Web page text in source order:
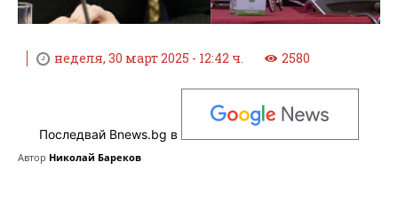
неделя, 30 март 2025 - 12:42 ч. 2580
Последвай Bnews.bg в
Автор Николай Бареков